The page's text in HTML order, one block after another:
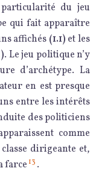
du jeu
qui fait apparaître
affichés (1.1) et les
. Le jeu politique n’y
d’archétype. La
en est presque
entre les intérêts
des politiciens
comme
dirigeante et,
farce 13 .